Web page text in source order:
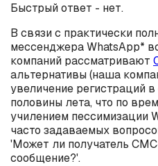
Быстрый ответ - нет.
В связи с практически
мессенджера WhatsApp*
компаний рассматривают
альтернативы (наша
увеличение регистраций
половины лета, что по
училением пессимизации
часто задаваемых
'Может ли получатель
сообщение?'.